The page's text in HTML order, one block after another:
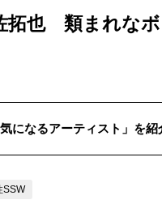
#ロック #男性シンガー
拓也 類まれなボ
気になるアーティスト」を
SSW